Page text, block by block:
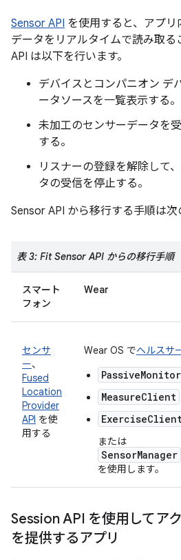
Sensor API を使用すると、アプ
データをリアルタイムで読み取る
API は以下を行います。
デバイスとコンパニオン デ
ータソースを一覧表示する。
未加工のセンサーデータを
する。
リスナーの登録を解除して
タの受信を停止する。
Sensor API から移行する手順は次
表 3: Fit Sensor API からの移行手順
スマート
フォン
Wear
センサ
ー、
Fused
Location
Provider
API を使
用する
Wear OS でヘルスサ
MeasureClient
または
SensorManager
を使用します。
Session API を使用してア
を提供するアプリ